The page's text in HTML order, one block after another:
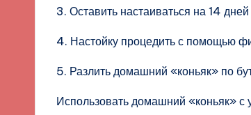
3. Оставить настаиваться на 14
4. Настойку процедить с помощью
5. Разлить домашний «коньяк» по
Использовать домашний «коньяк» с